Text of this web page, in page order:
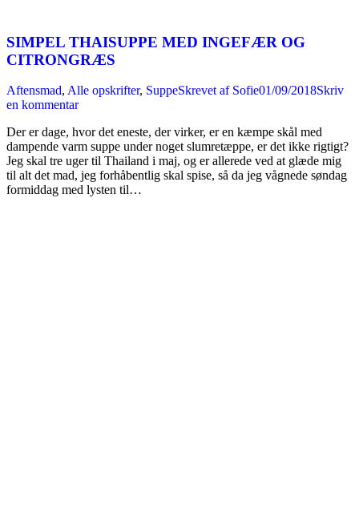
SIMPEL THAISUPPE MED INGEFÆR OG
CITRONGRÆS
Aftensmad, Alle opskrifter, SuppeSkrevet af Sofie01/09/2018Skriv
en kommentar
Der er dage, hvor det eneste, der virker, er en kæmpe skål med
dampende varm suppe under noget slumretæppe, er det ikke rigtigt?
Jeg skal tre uger til Thailand i maj, og er allerede ved at glæde mig
til alt det mad, jeg forhåbentlig skal spise, så da jeg vågnede søndag
formiddag med lysten til…